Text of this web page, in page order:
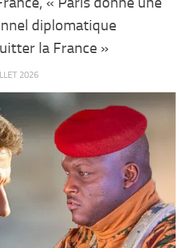
diplomatique
la France »
2026